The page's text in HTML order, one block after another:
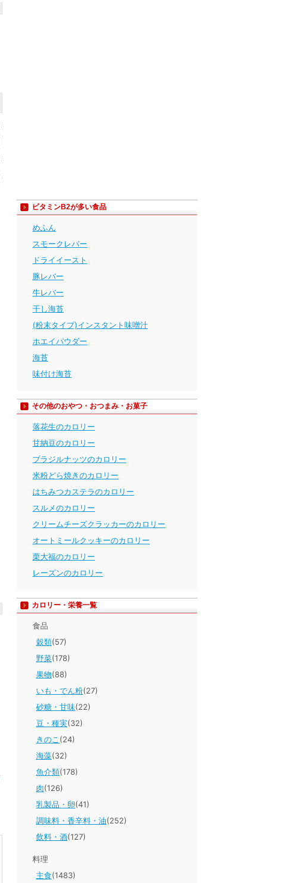
ビタミンB2が多い食品
めふん
スモークレバー
ドライイースト
豚レバー
牛レバー
干し海苔
(粉末タイプ)インスタント味噌汁
ホエイパウダー
海苔
味付け海苔
その他のおやつ・おつまみ・お菓子
落花生のカロリー
甘納豆のカロリー
ブラジルナッツのカロリー
米粉どら焼きのカロリー
はちみつカステラのカロリー
スルメのカロリー
クリームチーズクラッカーのカロリー
オートミールクッキーのカロリー
栗大福のカロリー
レーズンのカロリー
カロリー・栄養一覧
食品
穀類(57)
野菜(178)
果物(88)
いも・でん粉(27)
砂糖・甘味(22)
豆・種実(32)
きのこ (24)
海藻(32)
魚介類(178)
肉(126)
乳製品・卵(41)
調味料・香辛料・油(252)
飲料・酒(127)
料理
主食(1483)